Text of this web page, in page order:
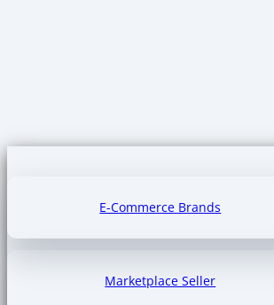
E-Commerce Brands
Marketplace Seller